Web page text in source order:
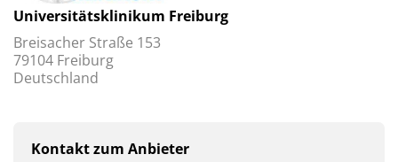
Universitätsklinikum Freiburg
Breisacher Straße 153
79104 Freiburg
Deutschland
Kontakt zum Anbieter